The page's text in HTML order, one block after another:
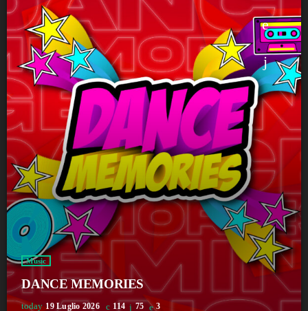
Music
DANCE MEMORIES
today 19 Luglio 2026 114 75 3